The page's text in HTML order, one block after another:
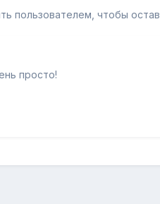
пользователем, чтобы
просто!